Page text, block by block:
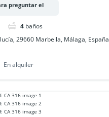
preguntar el
4 baños
29660 Marbella, Málaga, España
En alquiler